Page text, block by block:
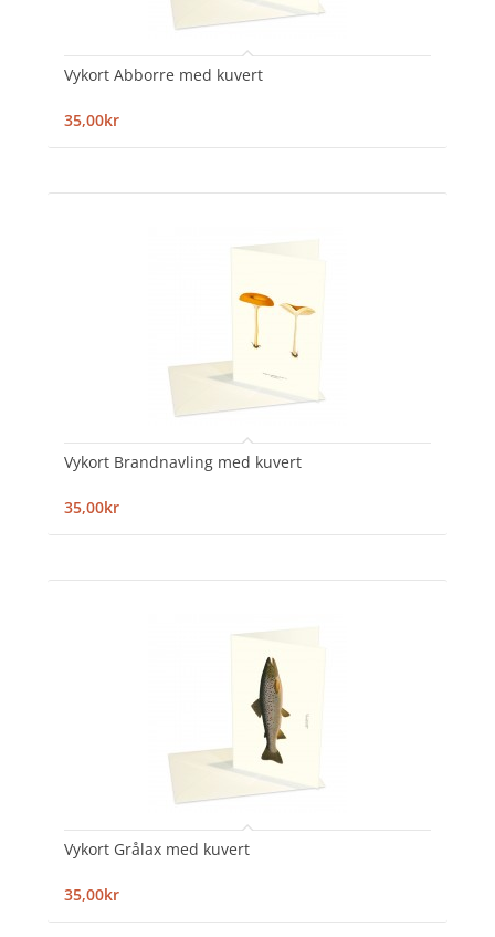
Vykort Abborre med kuvert
35,00kr
Vykort Brandnavling med kuvert
35,00kr
Vykort Grålax med kuvert
35,00kr